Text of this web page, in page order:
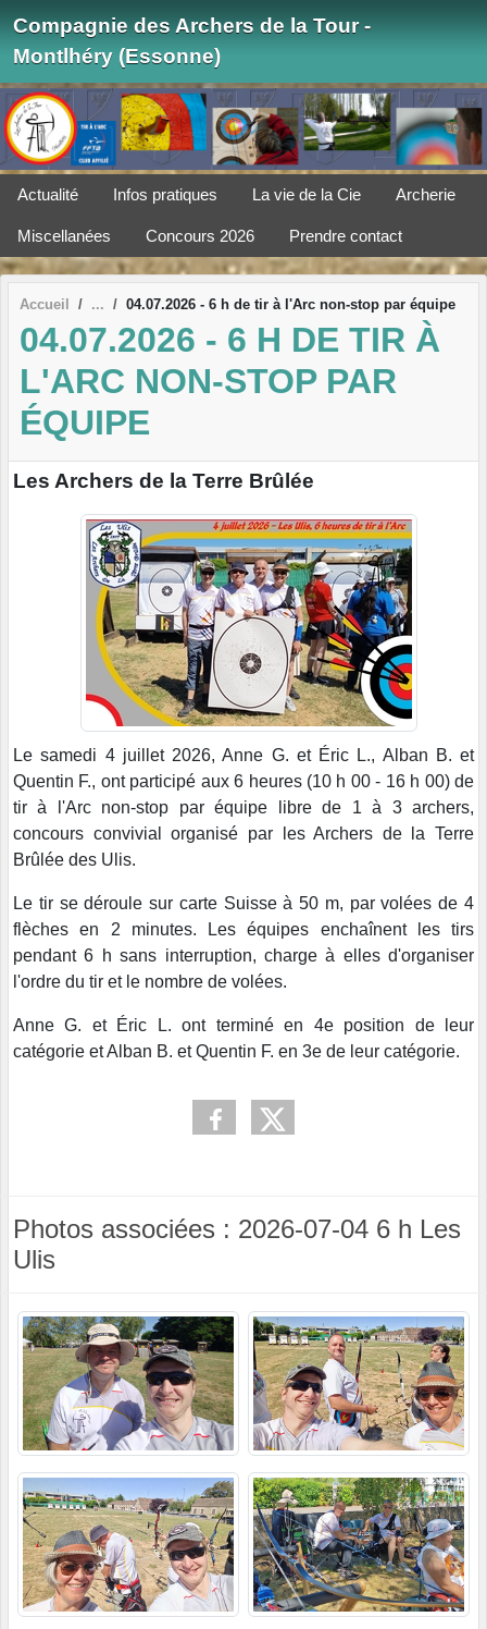
Compagnie des Archers de la Tour -
Montlhéry (Essonne)
Actualité Infos pratiques La vie de la Cie Archerie
Miscellanées Concours 2026 Prendre contact
Accueil 04.07.2026 - 6 h de tir à l'Arc non-stop par équipe
04.07.2026 - 6 H DE TIR À
L'ARC NON-STOP PAR
ÉQUIPE
Les Archers de la Terre Brûlée
Le samedi 4 juillet 2026, Anne G. et Éric L., Alban B. et
Quentin F., ont participé aux 6 heures (10 h 00 - 16 h 00) de
tir à l'Arc non-stop par équipe libre de 1 à 3 archers,
concours convivial organisé par les Archers de la Terre
Brûlée des Ulis.
Le tir se déroule sur carte Suisse à 50 m, par volées de 4
flèches en 2 minutes. Les équipes enchaînent les tirs
pendant 6 h sans interruption, charge à elles d'organiser
l'ordre du tir et le nombre de volées.
Anne G. et Éric L. ont terminé en 4e position de leur
catégorie et Alban B. et Quentin F. en 3e de leur catégorie.
Photos associées : 2026-07-04 6 h Les
Ulis